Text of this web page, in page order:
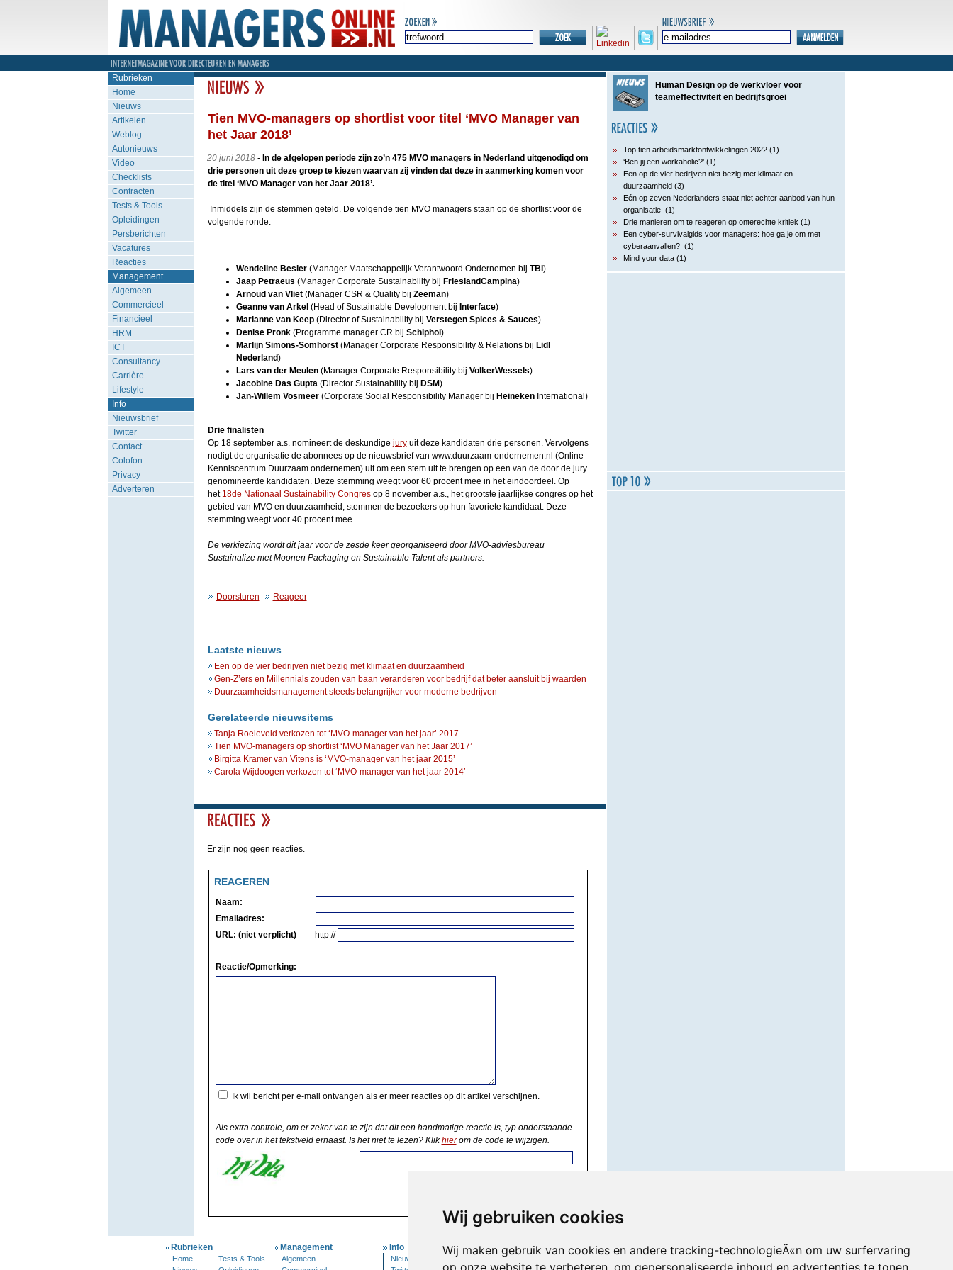
Wij gebruiken cookies
Wij maken gebruik van cookies en andere tracking-technologieÃ«n om uw surfervaring
op onze website te verbeteren, om gepersonaliseerde inhoud en advertenties te tonen,
Rubrieken
Home
Nieuws
Artikelen
Weblog
Autonieuws
Video
Checklists
Contracten
Tests & Tools
Opleidingen
Persberichten
Vacatures
Reacties
Management
Algemeen
Commercieel
Financieel
HRM
ICT
Consultancy
Carrière
Lifestyle
Info
Nieuwsbrief
Twitter
Contact
Colofon
Privacy
Adverteren
Tien MVO-managers op shortlist voor titel ‘MVO Manager van
het Jaar 2018’
20 juni 2018- In de afgelopen periode zijn zo’n 475 MVO managers in Nederland uitgenodigd om
drie personen uit deze groep te kiezen waarvan zij vinden dat deze in aanmerking komen voor
de titel ‘MVO Manager van het Jaar 2018’.
Inmiddels zijn de stemmen geteld. De volgende tien MVO managers staan op de shortlist voor de
volgende ronde:
Wendeline Besier (Manager Maatschappelijk Verantwoord Ondernemen bij TBI )
Jaap Petraeus (Manager Corporate Sustainability bij FrieslandCampina)
Arnoud van Vliet(Manager CSR & Quality bij Zeeman)
Geanne van Arkel (Head of Sustainable Development bij Interface)
Marianne van Keep(Director of Sustainability bij Verstegen Spices & Sauces)
Denise Pronk(Programme manager CR bij Schiphol )
Marlijn Simons-Somhorst(Manager Corporate Responsibility & Relations bij Lidl
Nederland)
Lars van der Meulen (Manager Corporate Responsibility bij VolkerWessels)
Jacobine Das Gupta (Director Sustainability bij DSM)
Jan-Willem Vosmeer(Corporate Social Responsibility Manager bij HeinekenInternational)
Drie finalisten
Op 18 september a.s. nomineert de deskundige juryuit deze kandidaten drie personen. Vervolgens
nodigt de organisatie de abonnees op de nieuwsbrief van www.duurzaam-ondernemen.nl (Online
Kenniscentrum Duurzaam ondernemen) uit om een stem uit te brengen op een van de door de jury
genomineerde kandidaten. Deze stemming weegt voor 60 procent mee in het eindoordeel. Op
het 18de Nationaal Sustainability Congresop 8 november a.s., het grootste jaarlijkse congres op het
gebied van MVO en duurzaamheid, stemmen de bezoekers op hun favoriete kandidaat. Deze
stemming weegt voor 40 procent mee.
De verkiezing wordt dit jaar voor de zesde keer georganiseerd door MVO-adviesbureau
Sustainalize met Moonen Packaging en Sustainable Talent als partners.
Doorsturen Reageer
Laatste nieuws
Een op de vier bedrijven niet bezig met klimaat en duurzaamheid
Gen-Z’ers en Millennials zouden van baan veranderen voor bedrijf dat beter aansluit bij waarden
Duurzaamheidsmanagement steeds belangrijker voor moderne bedrijven
Gerelateerde nieuwsitems
Tanja Roeleveld verkozen tot ‘MVO-manager van het jaar’ 2017
Tien MVO-managers op shortlist ‘MVO Manager van het Jaar 2017’
Birgitta Kramer van Vitens is ‘MVO-manager van het jaar 2015’
Carola Wijdoogen verkozen tot ‘MVO-manager van het jaar 2014’
Er zijn nog geen reacties.
REAGEREN
Naam:
Emailadres:
URL: (niet verplicht)
http://
Reactie/Opmerking:
Ik wil bericht per e-mail ontvangen als er meer reacties op dit artikel verschijnen.
Als extra controle, om er zeker van te zijn dat dit een handmatige reactie is, typ onderstaande
code over in het tekstveld ernaast. Is het niet te lezen? Klikhierom de code te wijzigen.
Human Design op de werkvloer voor
teameffectiviteit en bedrijfsgroei
Top tien arbeidsmarktontwikkelingen 2022 (1)
‘Ben jij een workaholic?’ (1)
Een op de vier bedrijven niet bezig met klimaat en
duurzaamheid (3)
Eén op zeven Nederlanders staat niet achter aanbod van hun
organisatie (1)
Drie manieren om te reageren op onterechte kritiek (1)
Een cyber-survivalgids voor managers: hoe ga je om met
cyberaanvallen? (1)
Mind your data (1)
Rubrieken
Home
Tests & Tools
Management
Algemeen
Info
Nieuwsbrief
Mijn Account
Inloggen